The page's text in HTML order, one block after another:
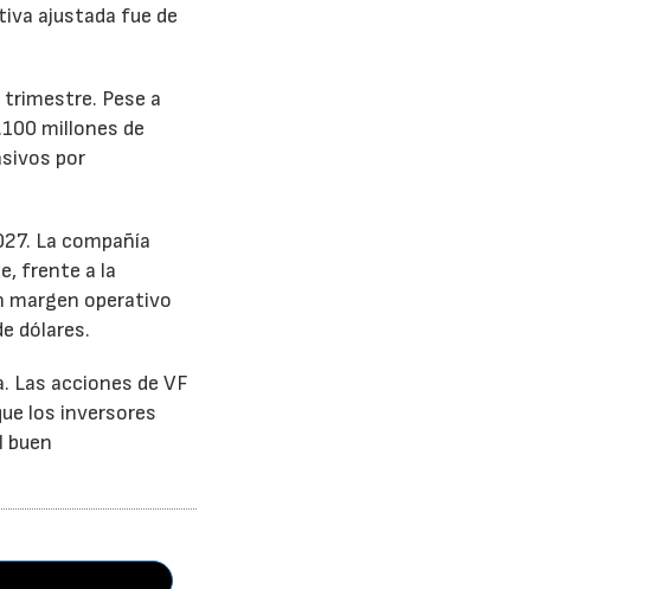
ajustada fue de
Pese a
millones de
por
La compañía
frente a la
margen operativo
dólares.
Las acciones de VF
los inversores
buen